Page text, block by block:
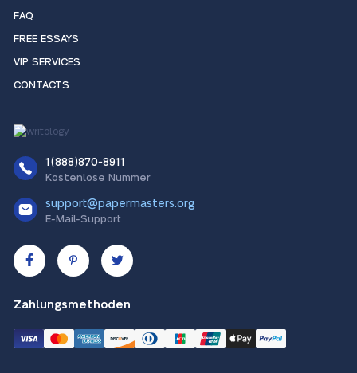
FAQ
FREE ESSAYS
VIP SERVICES
CONTACTS
1(888)870-8911
Kostenlose Nummer
support@papermasters.org
E-Mail-Support
Zahlungsmethoden